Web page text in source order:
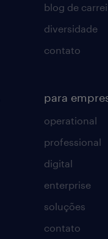
blog de
diversidade
contato
para
operational
professional
digital
enterprise
soluções
contato